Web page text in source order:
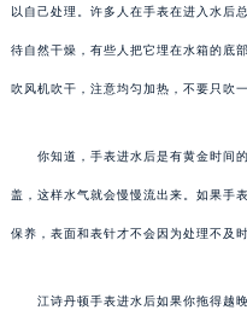
以自己处理。许多人在手表在进入水后
待自然干燥，有些人把它埋在水箱的底
吹风机吹干，注意均匀加热，不要只吹一
你知道，手表进水后是有黄金时间的
盖，这样水气就会慢慢流出来。如果手
保养，表面和表针才不会因为处理不及
江诗丹顿手表进水后如果你拖得越晚